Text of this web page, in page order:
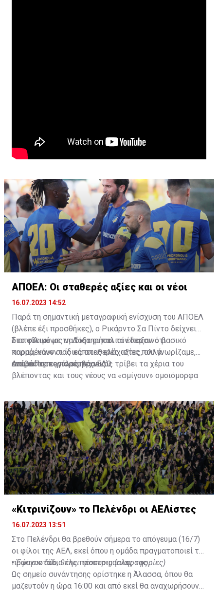
ΑΠΟΕΛ: Οι σταθερές αξίες και οι νέοι
16.07.2023 14:52
Παρά τη σημαντική μεταγραφική ενίσχυση του ΑΠΟΕΛ
(βλέπε έξι προσθήκες), ο Ρικάρντο Σα Πίντο δείχνει
διατεθειμένος να διατηρήσει τον περσινό βασικό
κορμό, κάνοντας κάποιες ελάχιστες, αλλά
απαραίτητες παρεμβάσεις.
Στο φιλικό με τη Δόξα οι παλιοί έδειξαν ότι
παραμένουν οι ίδιες σταθερές αξίες που γνωρίζαμε,
ενώ ο Πορτογάλος τεχνικός τρίβει τα χέρια του
βλέποντας και τους νέους να «σμίγουν» ομοιόμορφα
Διαβάστε περισσότεραΕΔΩ.
«Κιτρινίζουν» το Πελένδρι οι ΑΕΛίστες
16.07.2023 13:51
Στο Πελένδρι θα βρεθούν σήμερα το απόγευμα (16/7)
οι φίλοι της ΑΕΛ, εκεί όπου η ομάδα πραγματοποιεί το
πρώτο στάδιο της προετοιμασίας της.
•Έφυγαν δύο, θέλει τέσσερις (πληροφορίες)
Ως σημείο συνάντησης ορίστηκε η Άλασσα, όπου θα
μαζευτούν η ώρα 16:00 και από εκεί θα αναχωρήσουν